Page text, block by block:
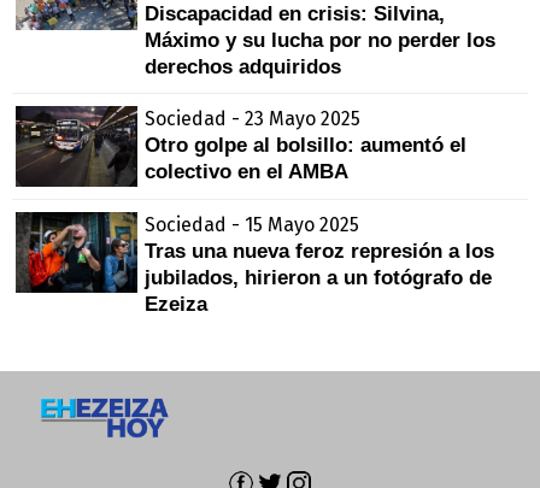
Discapacidad en crisis: Silvina,
Máximo y su lucha por no perder los
derechos adquiridos
Sociedad - 23 Mayo 2025
Otro golpe al bolsillo: aumentó el
colectivo en el AMBA
Sociedad - 15 Mayo 2025
Tras una nueva feroz represión a los
jubilados, hirieron a un fotógrafo de
Ezeiza